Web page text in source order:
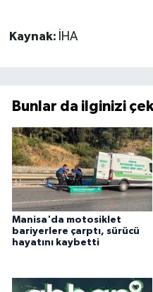
Kaynak: İHA
Bunlar da ilginizi
Manisa'da motosiklet
bariyerlere çarptı, sürücü
hayatını kaybetti